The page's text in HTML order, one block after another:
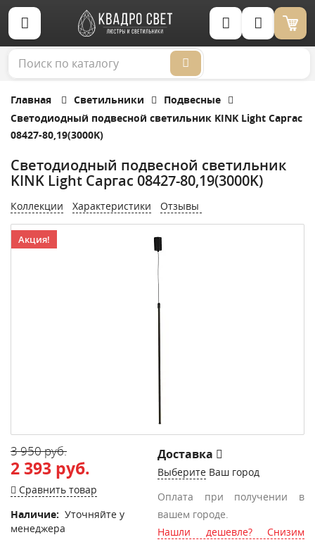
Корзина (0)
Главная Светильники
Подвесные
Светодиодный подвесной светильник KINK Light Саргас
08427-80,19(3000K)
Светодиодный подвесной светильник
KINK Light Саргас 08427-80,19(3000K)
Коллекции Характеристики Отзывы
Акция!
3 950 руб.
2 393 руб.
Сравнить товар
Наличие: Уточняйте у
менеджера
Доставка
Выберите Ваш город
Оплата при получении в
вашем городе.
Нашли дешевле? Снизим